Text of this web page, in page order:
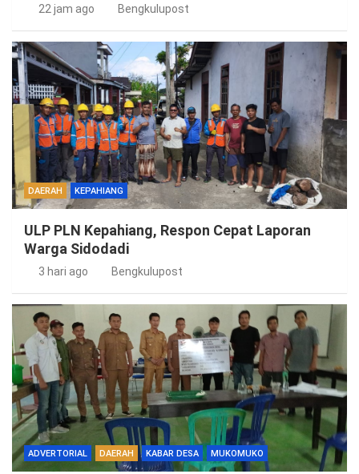
22 jam ago Bengkulupost
DAERAH KEPAHIANG
ULP PLN Kepahiang, Respon Cepat Laporan
Warga Sidodadi
3 hari ago Bengkulupost
ADVERTORIAL DAERAH KABAR DESA MUKOMUKO